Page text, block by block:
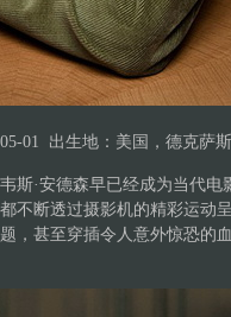
01 出生地：美国，德克萨
斯·安德森早已经成为当代电
不断透过摄影机的精彩运动
，甚至穿插令人意外惊恐的